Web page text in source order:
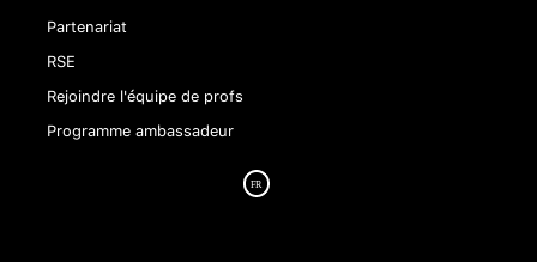
Partenariat
RSE
Rejoindre l'équipe de profs
Programme ambassadeur